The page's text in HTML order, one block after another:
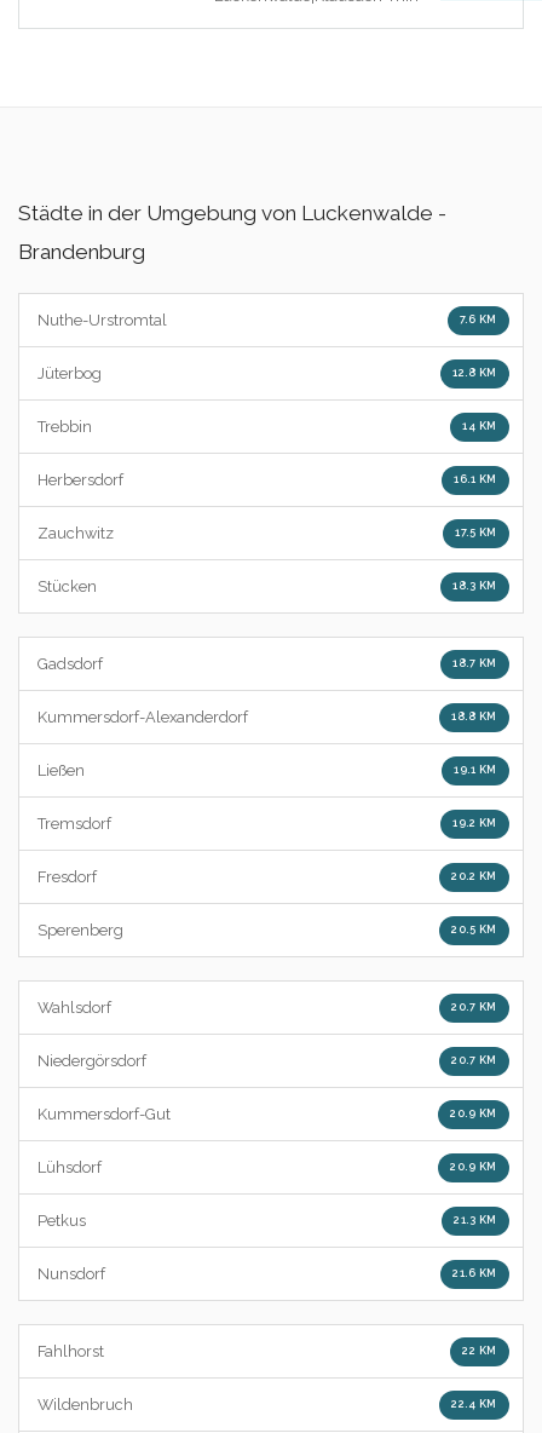
Städte in der Umgebung von Luckenwalde -
Brandenburg
Nuthe-Urstromtal 7.6 KM
Jüterbog 12.8 KM
Trebbin 14 KM
Herbersdorf 16.1 KM
Zauchwitz 17.5 KM
Stücken 18.3 KM
Gadsdorf 18.7 KM
Kummersdorf-Alexanderdorf 18.8 KM
Ließen 19.1 KM
Tremsdorf 19.2 KM
Fresdorf 20.2 KM
Sperenberg 20.5 KM
Wahlsdorf 20.7 KM
Niedergörsdorf 20.7 KM
Kummersdorf-Gut 20.9 KM
Lühsdorf 20.9 KM
Petkus 21.3 KM
Nunsdorf 21.6 KM
Fahlhorst 22 KM
Wildenbruch 22.4 KM